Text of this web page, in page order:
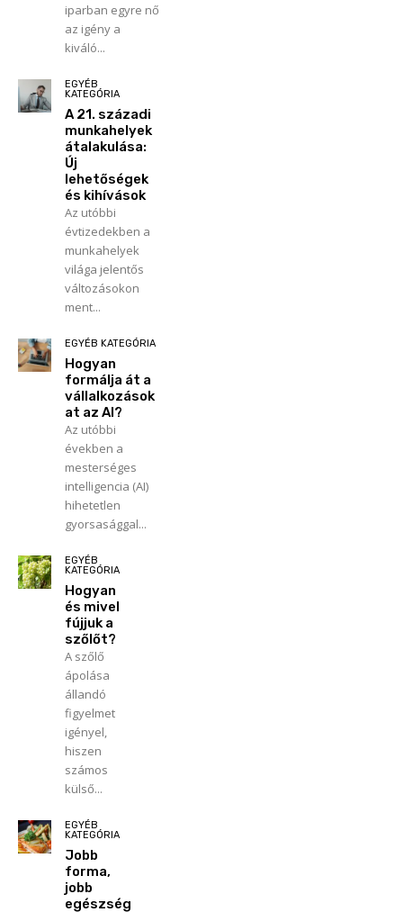
iparban egyre nő
az igény a
kiváló...
EGYÉB
KATEGÓRIA
A 21. századi
munkahelyek
átalakulása:
Új
lehetőségek
és kihívások
Az utóbbi
évtizedekben a
munkahelyek
világa jelentős
változásokon
ment...
EGYÉB KATEGÓRIA
Hogyan
formálja át a
vállalkozások
at az AI?
Az utóbbi
években a
mesterséges
intelligencia (AI)
hihetetlen
gyorsasággal...
EGYÉB
KATEGÓRIA
Hogyan
és mivel
fújjuk a
szőlőt?
A szőlő
ápolása
állandó
figyelmet
igényel,
hiszen
számos
külső...
EGYÉB
KATEGÓRIA
Jobb
forma,
jobb
egészség